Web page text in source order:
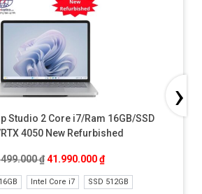
Studio 2 Core i7/Ram 16GB/SSD
4050 New Refurbished
₫ Giá gốc là: 47.499.000 ₫.
41.990.000₫Giá hiện tại là:
16GB Intel Core i7 SSD 512GB
›